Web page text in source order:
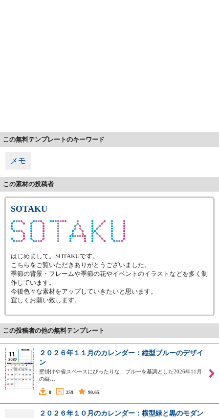
この無料テンプレートのキーワード
メモ
この素材の投稿者
SOTAKU
はじめまして。SOTAKUです。
こちらをご覧いただきありがとうございました。
季節の背景・フレームや季節の花やイベントのイラストなどを多く制
作しています。
今後色々な素材をアップしていきたいと思います。
宜しくお願い致します。
この投稿者の他の無料テンプレート
２０２６年１１月のカレンダー：縦型ブルーのデザイ
ン
壁掛けや省スペースにぴったりな、ブルーを基調とした2026年11月
の縦…
0 259 90.65
２０２６年１０月のカレンダー：横型緑と黒のモダン